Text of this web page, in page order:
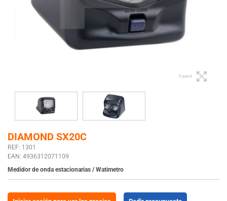
Expand
DIAMOND SX20C
REF: 1301
EAN: 4936312071109
Medidor de onda estacionarias / Watimetro